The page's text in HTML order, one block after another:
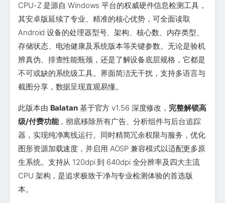
CPU-Z 是源自 Windows 平台的权威硬件信息检测工具，
其安卓版延续了专业、精准的核心优势，可全面读取
Android 设备的处理器型号、架构、核心数、内存类型、
存储状态、电池健康及系统版本等关键参数。无论是验机
辨真伪、排查性能瓶颈，还是了解设备底层规格，它都是
不可或缺的系统级工具。界面简洁无干扰，支持多语言与
截图分享，数据呈现直观易懂。
此版本由 Balatan基于官方 v1.56 深度修改， 完整解锁高
级/付费功能，彻底移除所有广告、分析组件与后台追踪
器，实现纯净离线运行。同时精简冗余权限与服务，优化
图形资源加载速度，并启用 AOSP 兼容模式以适配更多原
生系统。支持从 120dpi 到 640dpi 全分辨率及四大主流
CPU 架构，是追求极致干净与专业检测体验的首选版
本。